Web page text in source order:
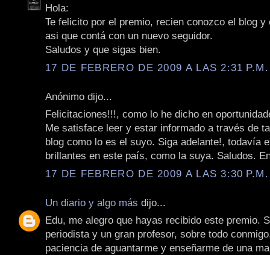
Hola:
Te felicito por el premio, recien conozco el blog y
asi que contá con un nuevo seguidor.
Saludos y que sigas bien.
17 DE FEBRERO DE 2009 A LAS 2:31 P.M.
Anónimo dijo...
Felicitaciones!!!, como lo he dicho en
Me satisface leer y estar informado a través de
blog como lo es el suyo. Siga adelante!, todavía
brillantes en este país, como la suya. Saludos.
17 DE FEBRERO DE 2009 A LAS 3:30 P.M.
Un diario y algo más dijo...
Edu, me alegro que hayas recibido este premio.
periodista y un gran profesor, sobre todo
paciencia de aguantarme y enseñarme de una